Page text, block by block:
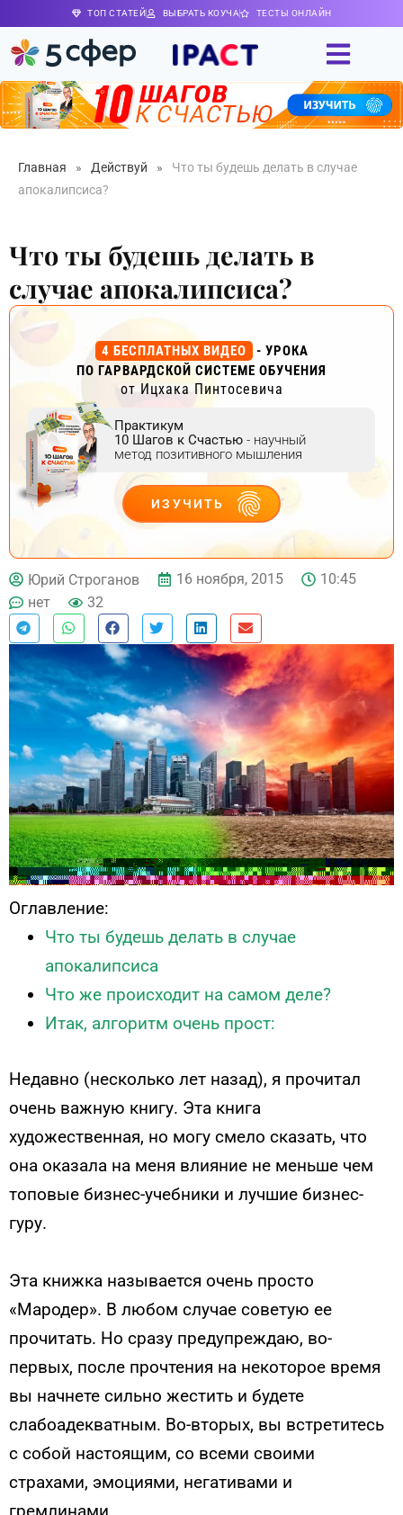
ТОП СТАТЕЙ ВЫБРАТЬ КОУЧА ТЕСТЫ ОНЛАЙН
Главная » Действуй »
Что ты будешь делать в случае
апокалипсиса?
Что ты будешь делать в
случае апокалипсиса?
4 БЕСПЛАТНЫХ ВИДЕО
- УРОКА
ПО ГАРВАРДСКОЙ СИСТЕМЕ ОБУЧЕНИЯ
от Ицхака Пинтосевича
Практикум
10 Шагов к Счастью - научный
метод позитивного мышления
ИЗУЧИТЬ
ДЕЙСТВУЙ
Юрий Строганов 16 ноября, 2015
10:45
нет
32
Оглавление:
Что ты будешь делать в случае
апокалипсиса
Что же происходит на самом деле?
Итак, алгоритм очень прост:
Недавно (несколько лет назад), я прочитал
очень важную книгу. Эта книга
художественная, но могу смело сказать, что
она оказала на меня влияние не меньше чем
топовые бизнес-учебники и лучшие бизнес-
гуру.
Эта книжка называется очень просто
«Мародер». В любом случае советую ее
прочитать. Но сразу предупреждаю, во-
первых, после прочтения на некоторое время
вы начнете сильно жестить и будете
слабоадекватным. Во-вторых, вы встретитесь
с собой настоящим, со всеми своими
страхами, эмоциями, негативами и
гремлинами.